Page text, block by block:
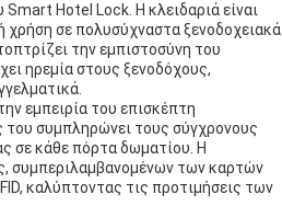
Hotel Lock. Η κλειδαριά είναι
σε πολυσύχναστα ξενοδοχειακά
την εμπιστοσύνη του
ηρεμία στους ξενοδόχους,
εμπειρία του επισκέπτη
του συμπληρώνει τους σύγχρονους
σε κάθε πόρτα δωματίου. Η
συμπεριλαμβανομένων των καρτών
καλύπτοντας τις προτιμήσεις των